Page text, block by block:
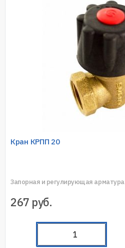
Кран КРПП 20
Запорная и регулирующая арматура
267 руб.